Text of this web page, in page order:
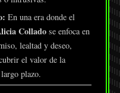
En una era donde el
Colladose enfoca en
lealtad y deseo,
el valor de la
plazo.